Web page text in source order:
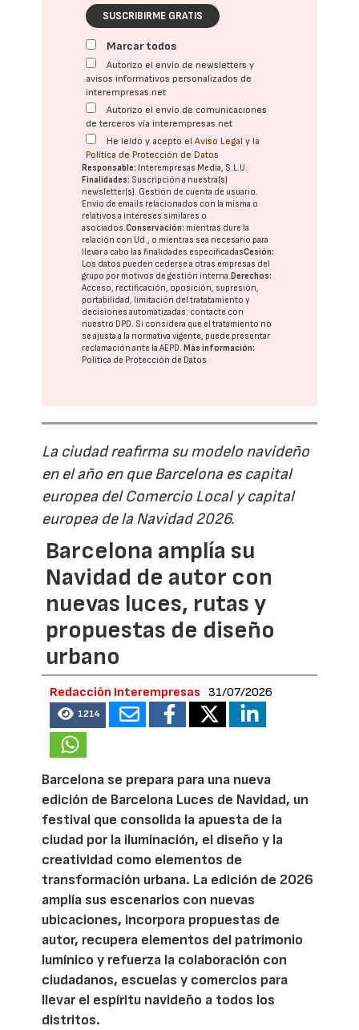
SUSCRIBIRME GRATIS
Marcar todos
Autorizo el envío de newsletters y
avisos informativos personalizados de
interempresas.net
Autorizo el envío de comunicaciones
de terceros vía interempresas.net
He leído y acepto elAviso Legal y la
Política de Protección de Datos
Responsable: Interempresas Media, S.L.U.
Finalidades: Suscripción a nuestra(s)
newsletter(s). Gestión de cuenta de usuario.
Envío de emails relacionados con la misma o
relativos a intereses similares o
asociados.Conservación: mientras dure la
relación con Ud., o mientras sea necesario para
llevar a cabo las finalidades especificadasCesión:
Los datos pueden cederse a otras empresas del
grupo por motivos de gestión interna.Derechos:
Acceso, rectificación, oposición, supresión,
portabilidad, limitación del tratatamiento y
decisiones automatizadas: contacte con
nuestro DPD. Si considera que el tratamiento no
se ajusta a la normativa vigente, puede presentar
reclamación ante laAEPD.Más información:
Política de Protección de Datos
La ciudad reafirma su modelo navideño
en el año en que Barcelona es capital
europea del Comercio Local y capital
europea de la Navidad 2026.
Barcelona amplía su
Navidad de autor con
nuevas luces, rutas y
propuestas de diseño
urbano
Redacción Interempresas 31/07/2026
1214
Barcelona se prepara para una nueva
edición de Barcelona Luces de Navidad, un
festival que consolida la apuesta de la
ciudad por la iluminación, el diseño y la
creatividad como elementos de
transformación urbana. La edición de 2026
amplía sus escenarios con nuevas
ubicaciones, incorpora propuestas de
autor, recupera elementos del patrimonio
lumínico y refuerza la colaboración con
ciudadanos, escuelas y comercios para
llevar el espíritu navideño a todos los
distritos.